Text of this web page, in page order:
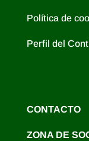
Política de
Perfil del
CONTACTO
ZONA DE